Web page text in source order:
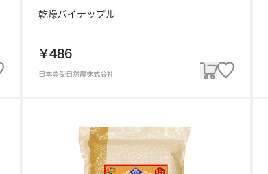
乾燥パイナップル
￥486
日本豊受自然農株式会社